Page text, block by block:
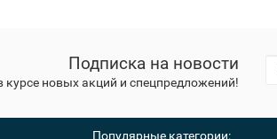
Подписка на новости
курсе новых акций и спецпредложений!
Популярные категории: